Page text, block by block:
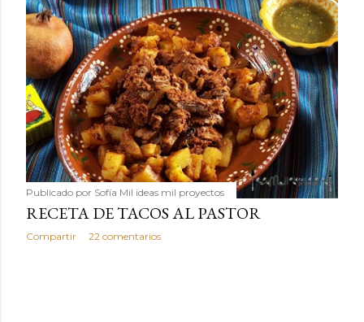
satisface. Estas alubias crujientes al horno van a cambiar
por completo tu forma de ver las legumbres. Olvídate de
asociar las alubias únicamente a los guisos tradicionales y
copiosos de invierno. Con esta receta simple pero
revolucionaria, transformaremos un ingrediente tan
humilde como la alubia de La Bañeza en un snack ligero,
dorado, cargado de proteína y 100% natural. Es el
sustituto perfecto a los frutos se...
Publicado por Sofía Mil ideas mil proyectos
RECETA DE TACOS AL PASTOR
Compartir 22 comentarios